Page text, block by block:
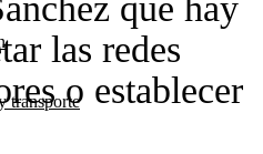
transporte
que hay
las redes
o establecer